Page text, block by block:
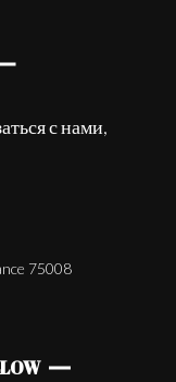
с нами,
75008